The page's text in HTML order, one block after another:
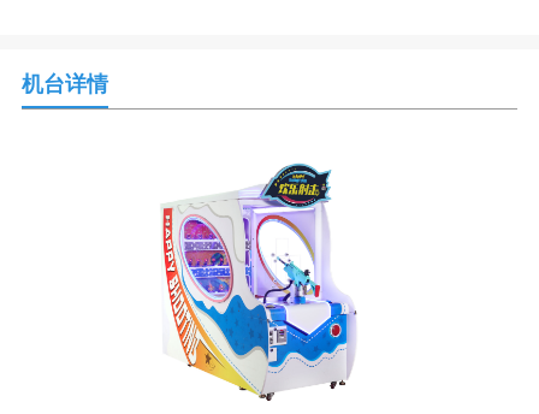
机台详情